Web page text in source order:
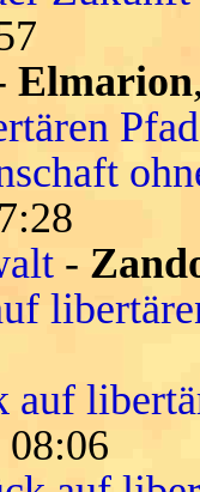
Elmarion
-
auf
08:06